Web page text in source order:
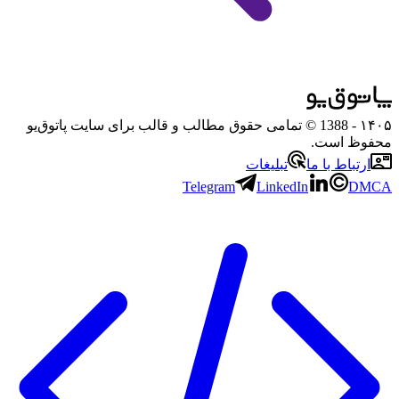
۱۴۰۵
- 1388 © تمامی حقوق مطالب و قالب برای سایت پاتوق‌یو
محفوظ است.
ارتباط با ما
تبلیغات
Telegram
LinkedIn DMCA